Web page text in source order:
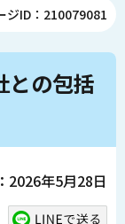
ジID：210079081
との包括
2026年5月28日